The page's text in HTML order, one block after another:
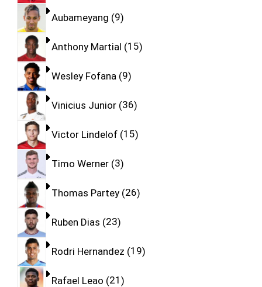
Aubameyang 9
Anthony Martial 15
Wesley Fofana 9
Vinicius Junior 36
Victor Lindelof 15
Timo Werner 3
Thomas Partey 26
Ruben Dias 23
Rodri Hernandez 19
Rafael Leao 21